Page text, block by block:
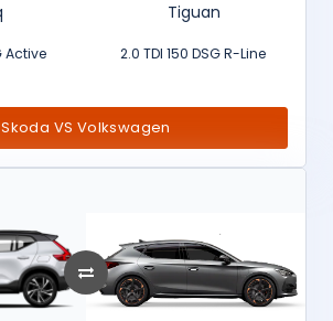
Active
Tiguan
2.0 TDI 150 DSG R-Line
Skoda VS Volkswagen